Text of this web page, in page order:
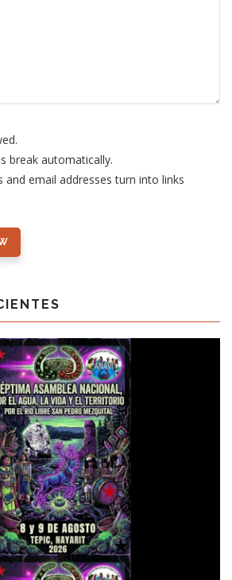
break automatically.
and email addresses turn into links